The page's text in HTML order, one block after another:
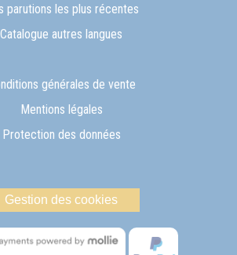
parutions les plus récentes
Catalogue autres langues
générales de vente
Mentions légales
Protection des données
Gestion des cookies